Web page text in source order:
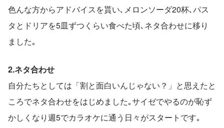
色んな方からアドバイスを貰い､メロンソーダ20杯､パス
タとドリアを5皿ずつくらい食べた頃､ネタ合わせに移り
ました｡
2.ネタ合わせ
自分たちとしては「割と面白いんじゃない？」と思えたと
ころでネタ合わせをはじめました｡サイゼでやるのが恥ず
かしくなり週5でカラオケに通う日々がスタートです｡